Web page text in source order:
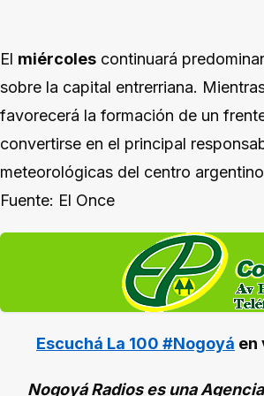
El miércoles continuará
sobre la capital entrerriana.
favorecerá la formación de un
convertirse en el principal
meteorológicas del centro
Fuente: El Once
Escuchá La 100 #Nogoyá en
Nogoyá Radios es una